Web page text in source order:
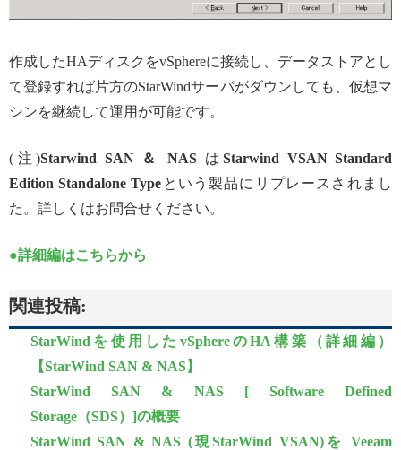
作成したHAディスクをvSphereに接続し、データストアとし
て登録すれば片方のStarWindサーバがダウンしても、仮想マ
シンを継続して運用が可能です。
(注)Starwind SAN ＆ NAS は Starwind VSAN Standard
Edition Standalone Type という製品にリプレースされまし
た。詳しくはお問合せください。
●詳細編はこちらから
関連投稿:
StarWindを使用したvSphereのHA構築（詳細編）
【StarWind SAN & NAS】
StarWind SAN & NAS [ Software Defined
Storage（SDS）]の概要
StarWind SAN & NAS (現StarWind VSAN)を Veeam